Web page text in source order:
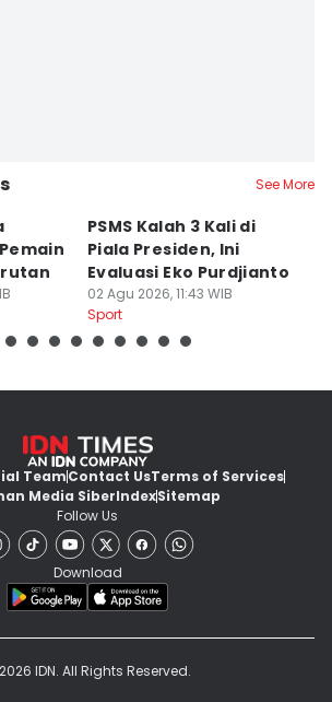
See More
PSMS Kalah 3 Kali di
Piala Presiden, Ini
Evaluasi Eko Purdjianto
02 Agu 2026, 11:43 WIB
Sport
TeamContact UsTerms of Services
Media SiberIndexSitemap
Follow Us
Download
IDN. All Rights Reserved.